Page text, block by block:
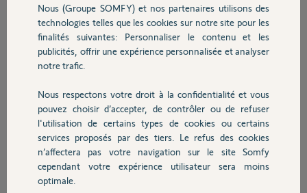
Sécurité
Domotique
Chauffage
Autres produits
Participer au fil de discussion
Réponses
En dessous de la fenêtre dans laquelle vous rédigez votre message il y a
un onglet "Ajouter un fichier".
Cliquez dessus.
Bonne journée
Nous (Groupe SOMFY) et nos partenaires utilisons des
technologies telles que les cookies sur notre site pour les
finalités suivantes: Personnaliser le contenu et les
publicités, offrir une expérience personnalisée et analyser
notre trafic.
Nous respectons votre droit à la confidentialité et vous
pouvez choisir d’accepter, de contrôler ou de refuser
l'utilisation de certains types de cookies ou certains
services proposés par des tiers. Le refus des cookies
n’affectera pas votre navigation sur le site Somfy
cependant votre expérience utilisateur sera moins
optimale.